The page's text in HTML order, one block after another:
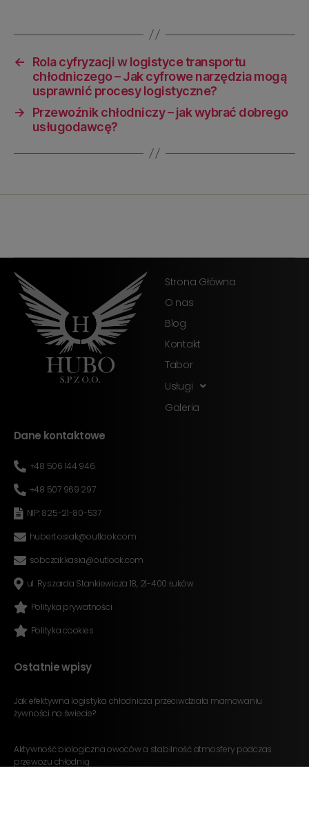
←
Rola cyfryzacji w logistyce transportu
chłodniczego – Jak cyfrowe narzędzia mogą
usprawnić procesy logistyczne?
→
Przewoźnik chłodniczy – jak wybrać dobrego
usługodawcę?
Strona Główna
O nas
Blog
Kontakt
Tabor
Usługi
Galeria
Dane kontaktowe
+48 506 144 946
+48 507 969 297
NIP: 825-21-80-537
hubert.osiak@outlook.com
sobczak.kasia@outlook.com
ul. Ryszarda Stankiewicza 18, 21-400 Łuków
Polityka prywatności
Polityka cookies
Ostatnie wpisy
Jak efektywna logistyka chłodnicza przeciwdziała marnowaniu
żywności na świecie?
Aktywność biologiczna owoców a stabilność atmosfery podczas
przewozu chłodnią